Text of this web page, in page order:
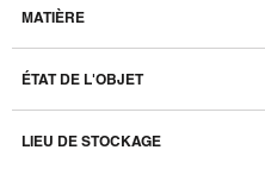
MATIÈRE
ÉTAT DE L'OBJET
LIEU DE STOCKAGE